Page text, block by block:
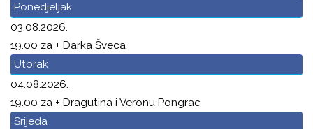
Ponedjeljak
03.08.2026.
19.00 za + Darka Šveca
Utorak
04.08.2026.
19.00 za + Dragutina i Veronu Pongrac
Srijeda